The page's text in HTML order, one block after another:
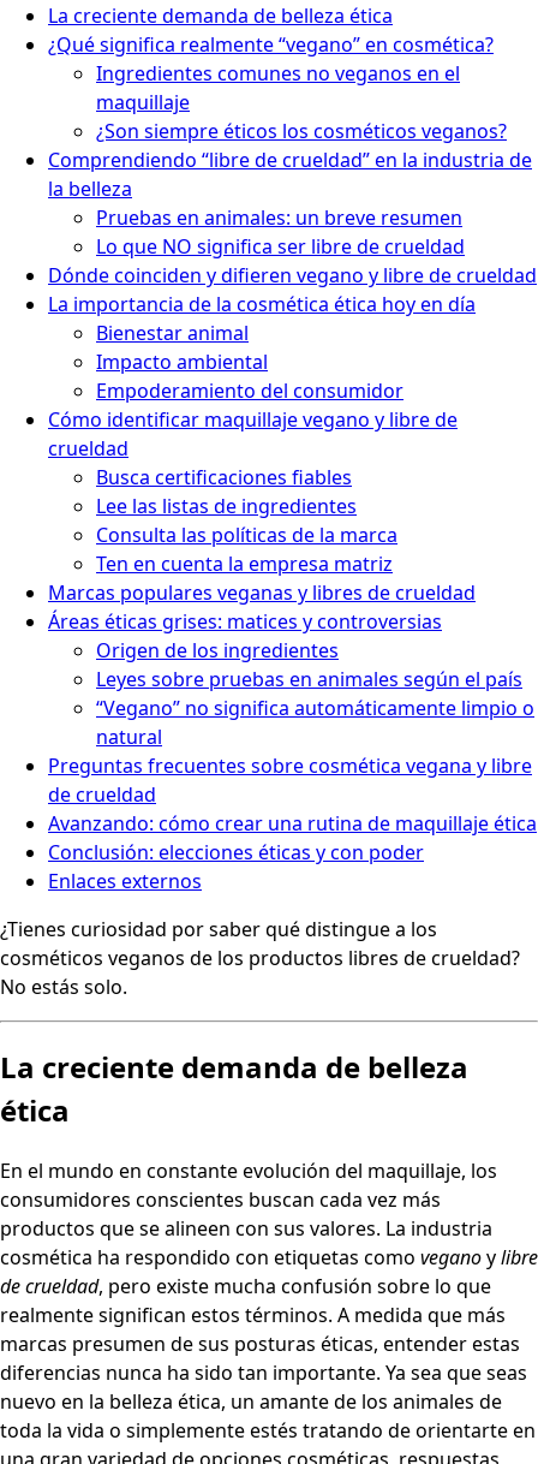
La creciente demanda de belleza ética
¿Qué significa realmente “vegano” en cosmética?
Ingredientes comunes no veganos en el
maquillaje
¿Son siempre éticos los cosméticos veganos?
Comprendiendo “libre de crueldad” en la industria de
la belleza
Pruebas en animales: un breve resumen
Lo que NO significa ser libre de crueldad
Dónde coinciden y difieren vegano y libre de crueldad
La importancia de la cosmética ética hoy en día
Bienestar animal
Impacto ambiental
Empoderamiento del consumidor
Cómo identificar maquillaje vegano y libre de
crueldad
Busca certificaciones fiables
Lee las listas de ingredientes
Consulta las políticas de la marca
Ten en cuenta la empresa matriz
Marcas populares veganas y libres de crueldad
Áreas éticas grises: matices y controversias
Origen de los ingredientes
Leyes sobre pruebas en animales según el país
“Vegano” no significa automáticamente limpio o
natural
Preguntas frecuentes sobre cosmética vegana y libre
de crueldad
Avanzando: cómo crear una rutina de maquillaje ética
Conclusión: elecciones éticas y con poder
Enlaces externos
¿Tienes curiosidad por saber qué distingue a los
cosméticos veganos de los productos libres de crueldad?
No estás solo.
La creciente demanda de belleza
ética
En el mundo en constante evolución del maquillaje, los
consumidores conscientes buscan cada vez más
productos que se alineen con sus valores. La industria
cosmética ha respondido con etiquetas como veganoylibre
de crueldad, pero existe mucha confusión sobre lo que
realmente significan estos términos. A medida que más
marcas presumen de sus posturas éticas, entender estas
diferencias nunca ha sido tan importante. Ya sea que seas
nuevo en la belleza ética, un amante de los animales de
toda la vida o simplemente estés tratando de orientarte en